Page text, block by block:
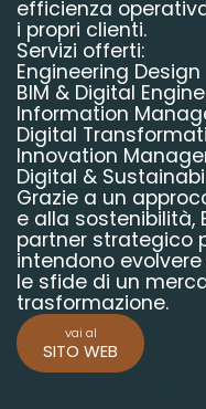
efficienza
i propri clienti.
Servizi offerti:
Engineering Design
BIM & Digital
Information
Digital
Innovation
Digital &
Grazie a un
e alla sostenibilità,
partner strategico
intendono
le sfide di un
trasformazione.
vai al
SITO WEB